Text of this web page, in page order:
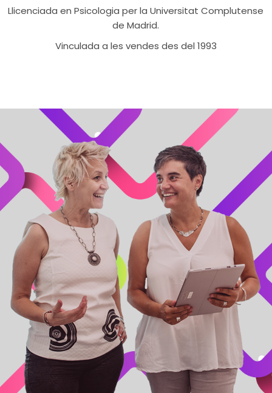
Llicenciada en Psicologia per la Universitat Complutense
de Madrid.
Vinculada a les vendes des del 1993